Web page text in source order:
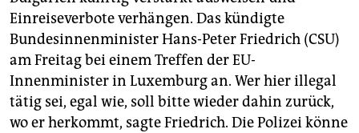
abo
genossenschaft
epaper login
Einreiseverbote verhängen. Das kündigte
Bundesinnenminister Hans-Peter Friedrich (CSU)
am Freitag bei einem Treffen der EU-
Innenminister in Luxemburg an. Wer hier illegal
tätig sei, egal wie, soll bitte wieder dahin zurück,
wo er herkommt, sagte Friedrich. Die Polizei könne